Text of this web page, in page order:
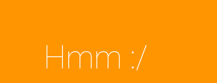
Hmm :/